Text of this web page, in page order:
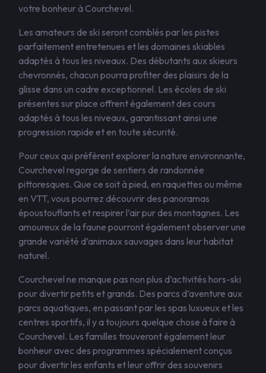
votre bonheur à Courchevel.
Les amateurs de ski seront comblés par les pistes
parfaitement entretenues et les domaines skiables
adaptés à tous les niveaux. Des débutants aux skieurs
chevronnés, chacun pourra profiter des plaisirs de la
glisse dans un cadre exceptionnel. Les écoles de ski
présentes sur place offrent également des cours
adaptés à tous les niveaux, garantissant ainsi une
progression rapide et en toute sécurité.
Pour ceux qui préfèrent explorer la nature environnante,
Courchevel regorge de sentiers de randonnée
pittoresques. Que ce soit à pied, en raquettes ou même
en VTT, vous pourrez découvrir des panoramas
époustouflants et respirer l’air pur des montagnes. Les
amoureux de la faune pourront également observer une
grande variété d’animaux sauvages dans leur habitat
naturel.
Courchevel ne manque pas non plus d’activités hors-ski
pour divertir petits et grands. Des parcs d’aventure aux
parcs aquatiques, en passant par les spas luxueux et les
centres sportifs, il y a toujours quelque chose à faire à
Courchevel. Les familles trouveront également leur
bonheur avec des programmes spécialement conçus
pour divertir les enfants et leur offrir des souvenirs